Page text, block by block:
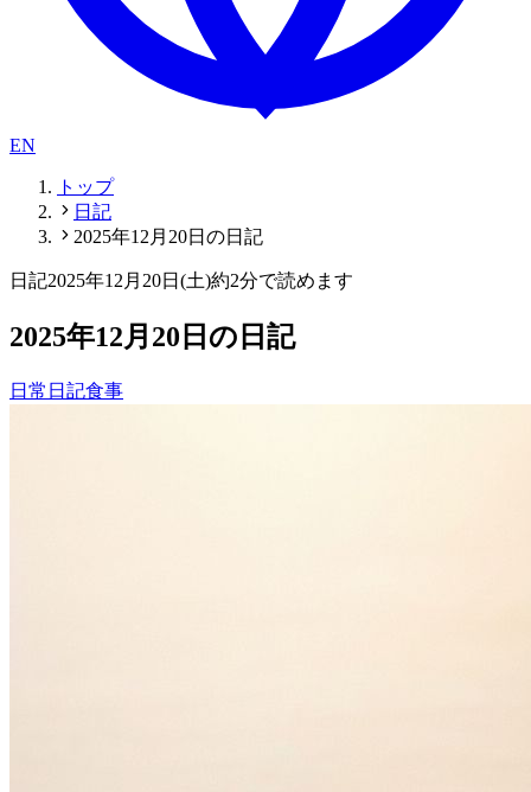
EN
トップ
日記
2025年12月20日の日記
日記2025年12月20日(土)約2分で読めます
2025年12月20日の日記
日常 日記食事